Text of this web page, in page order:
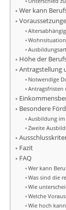
Wer kann
Höhe der
Antragstellung
Notwendige
Antragsfristen
Besondere
Ausbildung im
Zweite
Fazit
FAQ
Wer kann
Was sind die
Wie
Welche
Wie hoch